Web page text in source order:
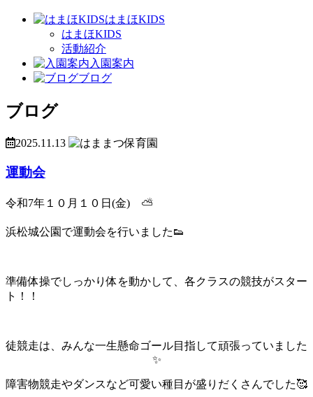
はまほKIDS
はまほKIDS
活動紹介
入園案内
ブログ
ブログ
2025.11.13
運動会
令和7年１０月１０日(金) ⛅
浜松城公園で運動会を行いました👟
準備体操でしっかり体を動かして、各クラスの競技がスター
ト！！
徒競走は、みんな一生懸命ゴール目指して頑張っていました
✨
障害物競走やダンスなど可愛い種目が盛りだくさんでした🥰